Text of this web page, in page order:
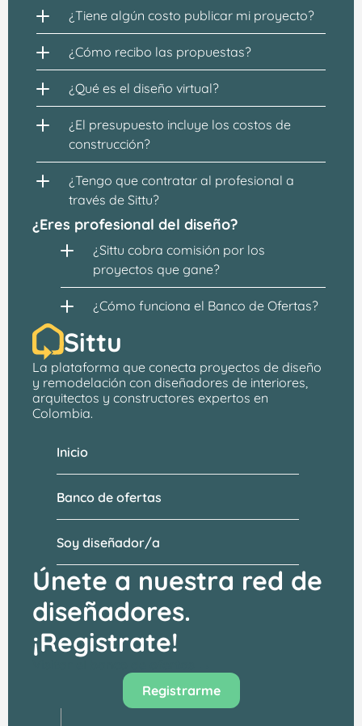
¿Tiene algún costo publicar mi proyecto?
¿Cómo recibo las propuestas?
¿Qué es el diseño virtual?
¿El presupuesto incluye los costos de
construcción?
¿Tengo que contratar al profesional a
través de Sittu?
¿Eres profesional del diseño?
¿Sittu cobra comisión por los
proyectos que gane?
¿Cómo funciona el Banco de Ofertas?
Sittu
La plataforma que conecta proyectos de diseño
y remodelación con diseñadores de interiores,
arquitectos y constructores expertos en
Colombia.
Banco de ofertas
Soy diseñador/a
Inicio
Únete a nuestra red de
diseñadores.
¡Registrate!
Registrarme